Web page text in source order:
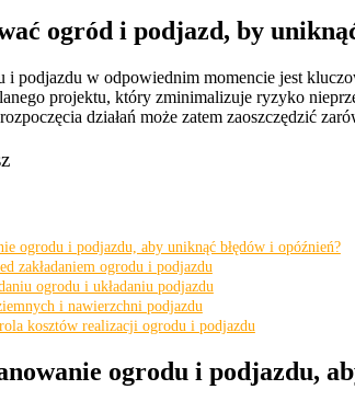
ogród i podjazd, by
i podjazdu w odpowiednim momencie jest
projektu, który zminimalizuje ryzyko
działań może zatem zaoszczędzić
ogrodu i podjazdu, aby uniknąć błędów i opóźnień?
zakładaniem ogrodu i podjazdu
ogrodu i układaniu podjazdu
i nawierzchni podjazdu
kosztów realizacji ogrodu i podjazdu
ogrodu i podjazdu,